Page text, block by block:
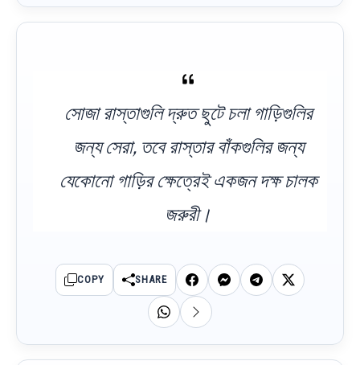
সোজা রাস্তাগুলি দ্রুত ছুটে চলা গাড়িগুলির
জন্য সেরা, তবে রাস্তার বাঁকগুলির জন্য
যেকোনো গাড়ির ক্ষেত্রেই একজন দক্ষ চালক
জরুরী।
COPY SHARE